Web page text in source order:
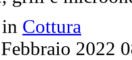
Cottura
2022